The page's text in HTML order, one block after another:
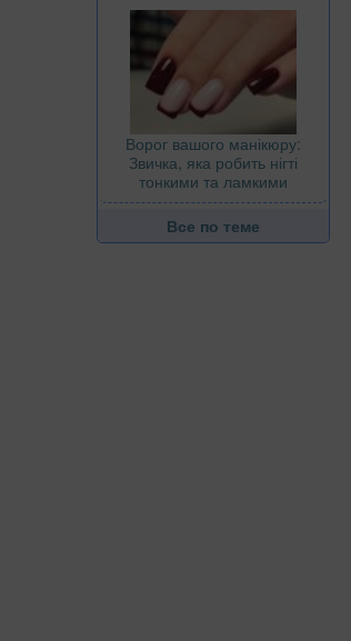
Ворог вашого манікюру:
Звичка, яка робить нігті
тонкими та ламкими
Все по теме